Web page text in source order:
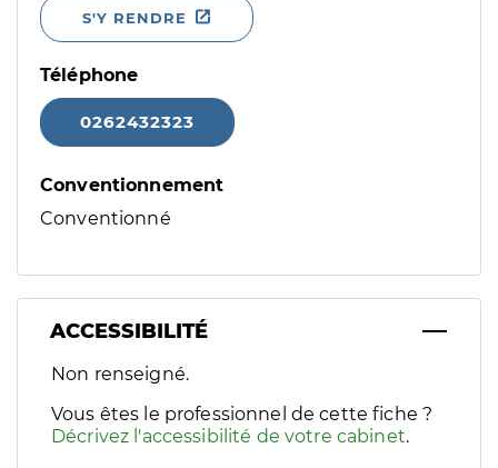
S'Y RENDRE
Téléphone
0262432323
Conventionnement
Conventionné
ACCESSIBILITÉ
Filtres
Sélectionnez un ou plusieurs handicaps/besoins
Non renseigné.
Vous êtes le professionnel de cette fiche ?
Décrivez l'accessibilité de votre cabinet.